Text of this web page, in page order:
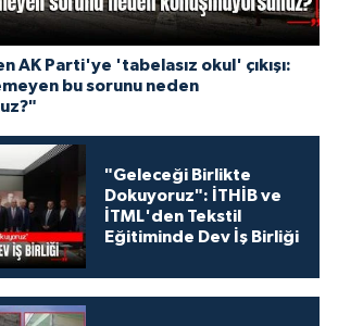
AK Parti'ye 'tabelasız okul' çıkışı:
bu sorunu neden
"Geleceği Birlikte
Dokuyoruz": İTHİB ve
İTML'den Tekstil
Eğitiminde Dev İş Birliği